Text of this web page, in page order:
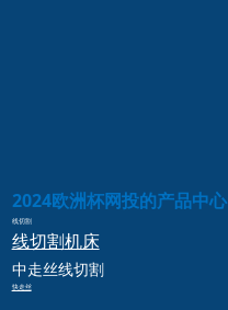
2024欧洲杯网投的产品中心
线切割
线切割机床
中走丝线切割
快走丝